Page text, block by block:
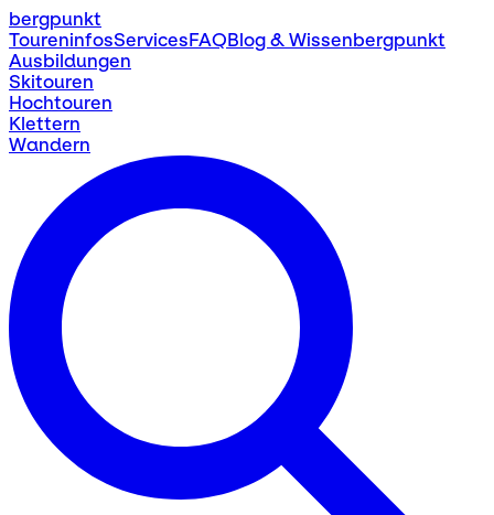
bergpunkt
ToureninfosServicesFAQBlog & Wissenbergpunkt
Ausbildungen
Skitouren
Hochtouren
Klettern
Wandern